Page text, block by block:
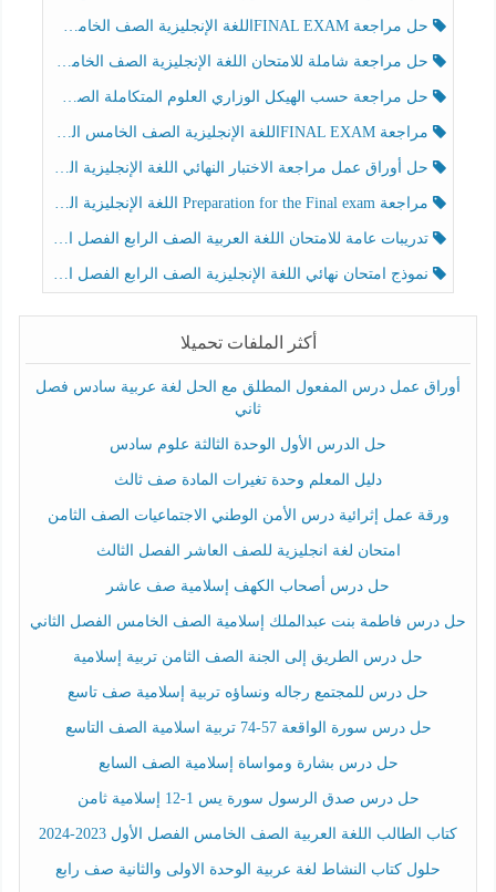
حل مراجعة FINAL EXAMاللغة الإنجليزية الصف الخامس الفصل الثالث
حل مراجعة شاملة للامتحان اللغة الإنجليزية الصف الخامس الفصل الثالث
حل مراجعة حسب الهيكل الوزاري العلوم المتكاملة الصف الخامس عام الفصل الثالث
مراجعة FINAL EXAMاللغة الإنجليزية الصف الخامس الفصل الثالث
حل أوراق عمل مراجعة الاختبار النهائي اللغة الإنجليزية الصف الرابع الفصل الثالث
مراجعة Preparation for the Final exam اللغة الإنجليزية الصف الرابع الفصل الثالث
تدريبات عامة للامتحان اللغة العربية الصف الرابع الفصل الثالث
نموذج امتحان نهائي اللغة الإنجليزية الصف الرابع الفصل الثالث
أكثر الملفات تحميلا
أوراق عمل درس المفعول المطلق مع الحل لغة عربية سادس فصل
ثاني
حل الدرس الأول الوحدة الثالثة علوم سادس
دليل المعلم وحدة تغيرات المادة صف ثالث
ورقة عمل إثرائية درس الأمن الوطني الاجتماعيات الصف الثامن
امتحان لغة انجليزية للصف العاشر الفصل الثالث
حل درس أصحاب الكهف إسلامية صف عاشر
حل درس فاطمة بنت عبدالملك إسلامية الصف الخامس الفصل الثاني
حل درس الطريق إلى الجنة الصف الثامن تربية إسلامية
حل درس للمجتمع رجاله ونساؤه تربية إسلامية صف تاسع
حل درس سورة الواقعة 57-74 تربية اسلامية الصف التاسع
حل درس بشارة ومواساة إسلامية الصف السابع
حل درس صدق الرسول سورة يس 1-12 إسلامية ثامن
كتاب الطالب اللغة العربية الصف الخامس الفصل الأول 2023-2024
حلول كتاب النشاط لغة عربية الوحدة الاولى والثانية صف رابع